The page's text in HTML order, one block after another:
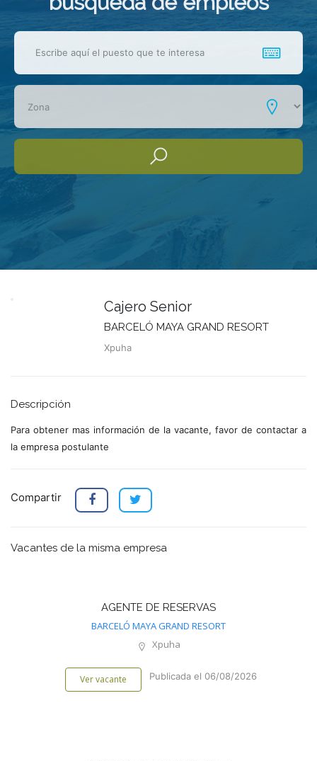
Cajero Senior
BARCELÓ MAYA GRAND RESORT
Xpuha
Descripción
Para obtener mas información de la vacante, favor de contactar a
la empresa postulante
Compartir
Vacantes de la misma empresa
AGENTE DE RESERVAS
BARCELÓ MAYA GRAND RESORT
Xpuha
Ver vacante Publicada el 06/08/2026